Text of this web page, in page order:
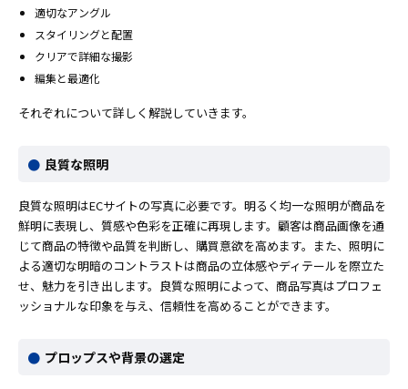
適切なアングル
スタイリングと配置
クリアで詳細な撮影
編集と最適化
それぞれについて詳しく解説していきます。
良質な照明
良質な照明はECサイトの写真に必要です。明るく均一な照明が商品を
鮮明に表現し、質感や色彩を正確に再現します。顧客は商品画像を通
じて商品の特徴や品質を判断し、購買意欲を高めます。また、照明に
よる適切な明暗のコントラストは商品の立体感やディテールを際立た
せ、魅力を引き出します。良質な照明によって、商品写真はプロフェ
ッショナルな印象を与え、信頼性を高めることができます。
プロップスや背景の選定